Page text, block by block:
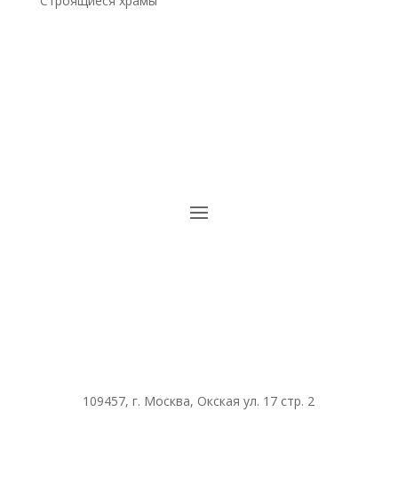
109457, г. Москва, Окская ул. 17 стр. 2